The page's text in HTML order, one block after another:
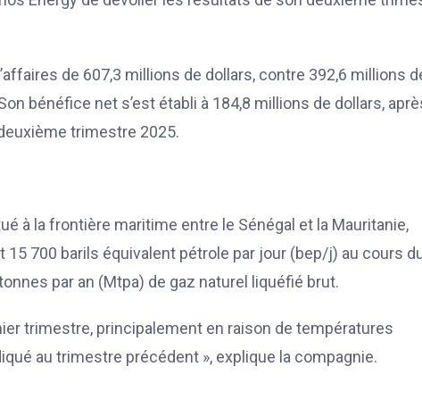
de 607,3 millions de dollars, contre 392,6 millions
bénéfice net s’est établi à 184,8 millions de dollars,
trimestre 2025.
à la frontière maritime entre le Sénégal et la Mauritanie,
700 barils équivalent pétrole par jour (bep/j) au cours
par an (Mtpa) de gaz naturel liquéfié brut.
trimestre, principalement en raison de températures
au trimestre précédent », explique la compagnie.